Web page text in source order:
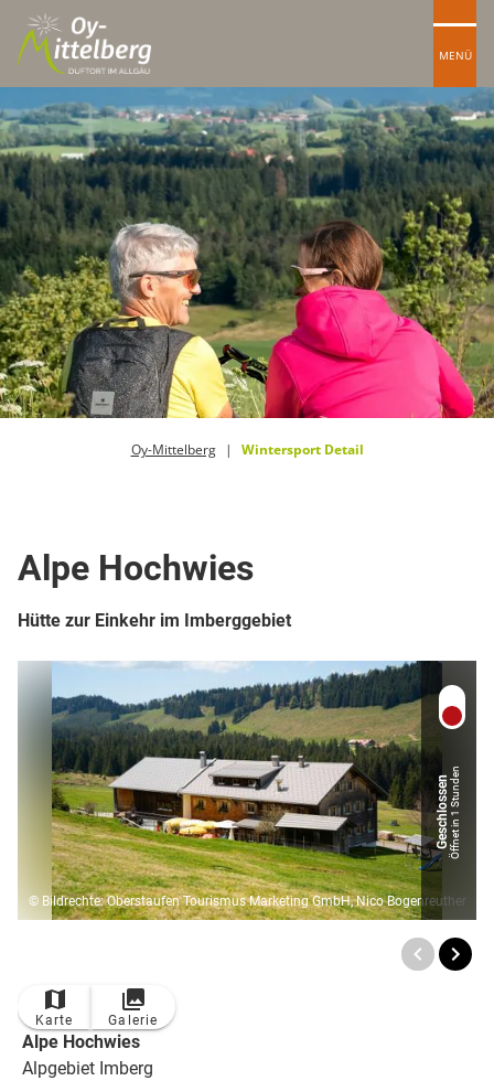
MENÜ
Oy-Mittelberg Wintersport Detail
Alpe Hochwies
Hütte zur Einkehr im Imberggebiet
© Bildrechte: Oberstaufen Tourismus Marketing GmbH, Nico Bogenreuther
GeschlossenÖffnet in 1 Stunden
Karte Galerie
Alpe Hochwies
Alpgebiet Imberg